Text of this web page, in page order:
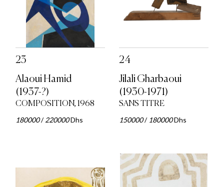
23
Alaoui Hamid
(1937-?)
COMPOSITION, 1968
180000/220000Dhs
24
Jilali Gharbaoui
(1930-1971)
SANS TITRE
150000/ 180000Dhs